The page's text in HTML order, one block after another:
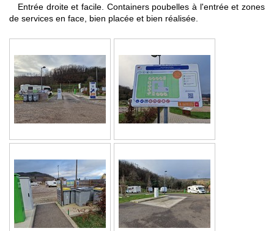
Entrée droite et facile. Containers poubelles à l'entrée et zones
de services en face, bien placée et bien réalisée.